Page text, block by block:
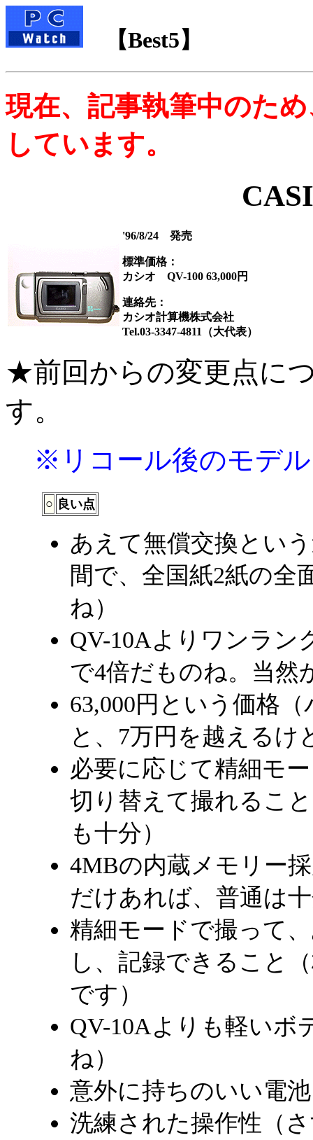
【Best5】
現在、記事執筆中のた
しています。
'96/8/24 発売
標準価格：
カシオ QV-100 63,000円
連絡先：
カシオ計算機株式会社
Tel.03-3347-4811（大代表）
★前回からの変更点に
す。
※リコール後のモデ
○ 良い点
あえて無償交換とい
間で、全国紙2紙の全
ね）
QV-10Aよりワンラン
で4倍だものね。当然
63,000円という価格
と、7万円を越えるけ
必要に応じて精細モ
切り替えて撮れるこ
も十分）
4MBの内蔵メモリー
だけあれば、普通は
精細モードで撮って
し、記録できること
です）
QV-10Aよりも軽いボ
ね）
意外に持ちのいい電
洗練された操作性（